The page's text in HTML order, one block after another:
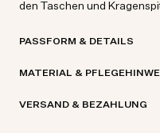
den Taschen und
PASSFORM & DETAILS
MATERIAL &
VERSAND & BEZAHLUNG